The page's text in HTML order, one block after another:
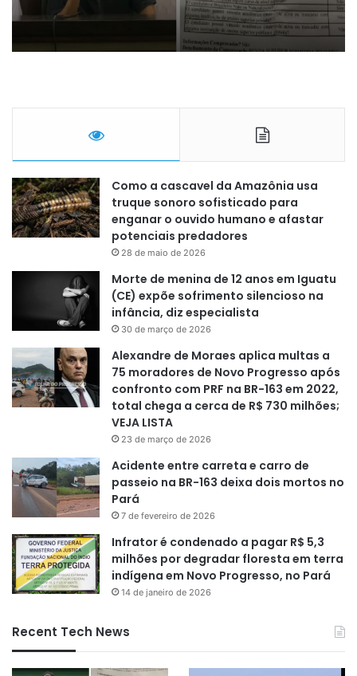
Como a cascavel da Amazônia usa
truque sonoro sofisticado para
enganar o ouvido humano e afastar
potenciais predadores
28 de maio de 2026
Morte de menina de 12 anos em Iguatu
(CE) expõe sofrimento silencioso na
infância, diz especialista
30 de março de 2026
Alexandre de Moraes aplica multas a
75 moradores de Novo Progresso após
confronto com PRF na BR-163 em 2022,
total chega a cerca de R$ 730 milhões;
VEJA LISTA
23 de março de 2026
Acidente entre carreta e carro de
passeio na BR-163 deixa dois mortos no
Pará
7 de fevereiro de 2026
Infrator é condenado a pagar R$ 5,3
milhões por degradar floresta em terra
indígena em Novo Progresso, no Pará
14 de janeiro de 2026
Recent Tech News